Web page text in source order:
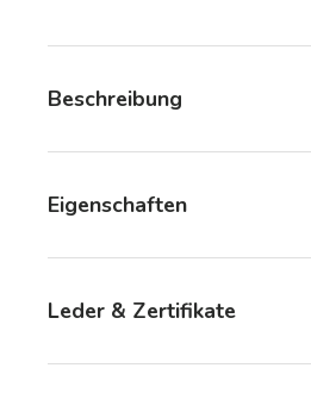
Beschreibung
Eigenschaften
Leder & Zertifikate